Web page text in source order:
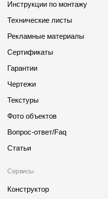
Инструкции по монтажу
Технические листы
Рекламные материалы
Сертификаты
Гарантии
Чертежи
Текстуры
Фото объектов
Вопрос-ответ/Faq
Статьи
Сервисы
Конструктор